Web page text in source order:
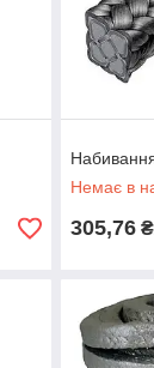
Немає в
305,76